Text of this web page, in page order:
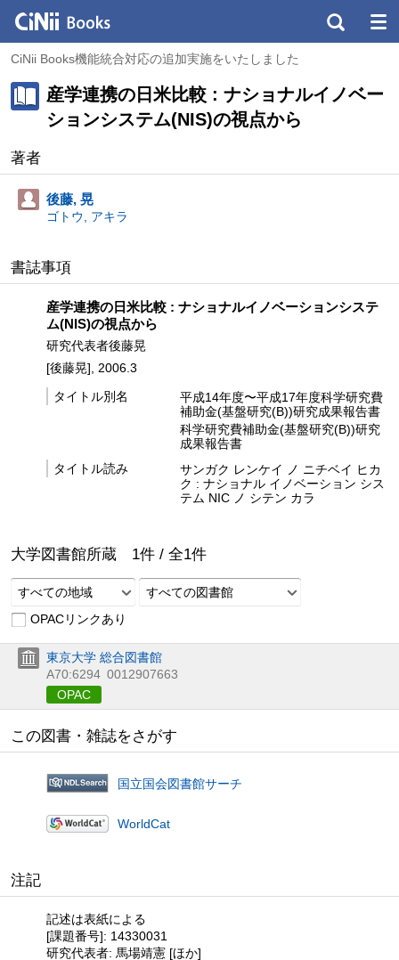
CiNii Books機能統合対応の追加実施をいたしました
産学連携の日米比較 : ナショナルイノベー
ションシステム(NIS)の視点から
著者
後藤, 晃
ゴトウ, アキラ
書誌事項
産学連携の日米比較 : ナショナルイノベーションシステ
ム(NIS)の視点から
研究代表者後藤晃
[後藤晃], 2006.3
タイトル別名
平成14年度〜平成17年度科学研究費
補助金(基盤研究(B))研究成果報告書
科学研究費補助金(基盤研究(B))研究
成果報告書
タイトル読み
サンガク レンケイ ノ ニチベイ ヒカ
ク : ナショナル イノベーション シス
テム NIC ノ シテン カラ
大学図書館所蔵 1件 / 全1件
すべての地域
すべての図書館
OPACリンクあり
東京大学 総合図書館
A70:6294 0012907663
OPAC
この図書・雑誌をさがす
国立国会図書館サーチ
WorldCat
注記
記述は表紙による
[課題番号]: 14330031
研究代表者: 馬場靖憲 [ほか]